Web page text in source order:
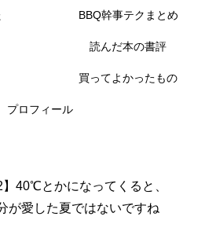
BBQ幹事テクまとめ
読んだ本の書評
買ってよかったもの
プロフィール
】40℃とかになってくると、
が愛した夏ではないですね